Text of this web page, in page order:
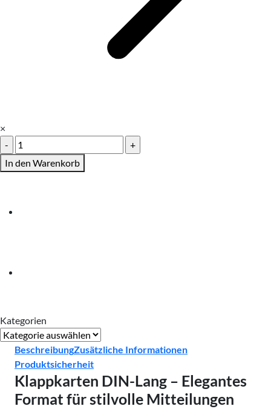
×
Klappkarten
DIN-
Lang
In den Warenkorb
Kategorien
Kategorien
BeschreibungZusätzliche Informationen
Produktsicherheit
Klappkarten DIN-Lang – Elegantes
Format für stilvolle Mitteilungen